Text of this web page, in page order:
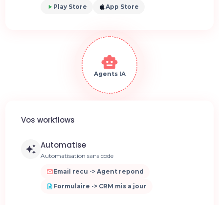
Play Store App Store
Agents IA
Vos workflows
Automatise
Automatisation sans code
Email recu -> Agent repond
Formulaire -> CRM mis a jour